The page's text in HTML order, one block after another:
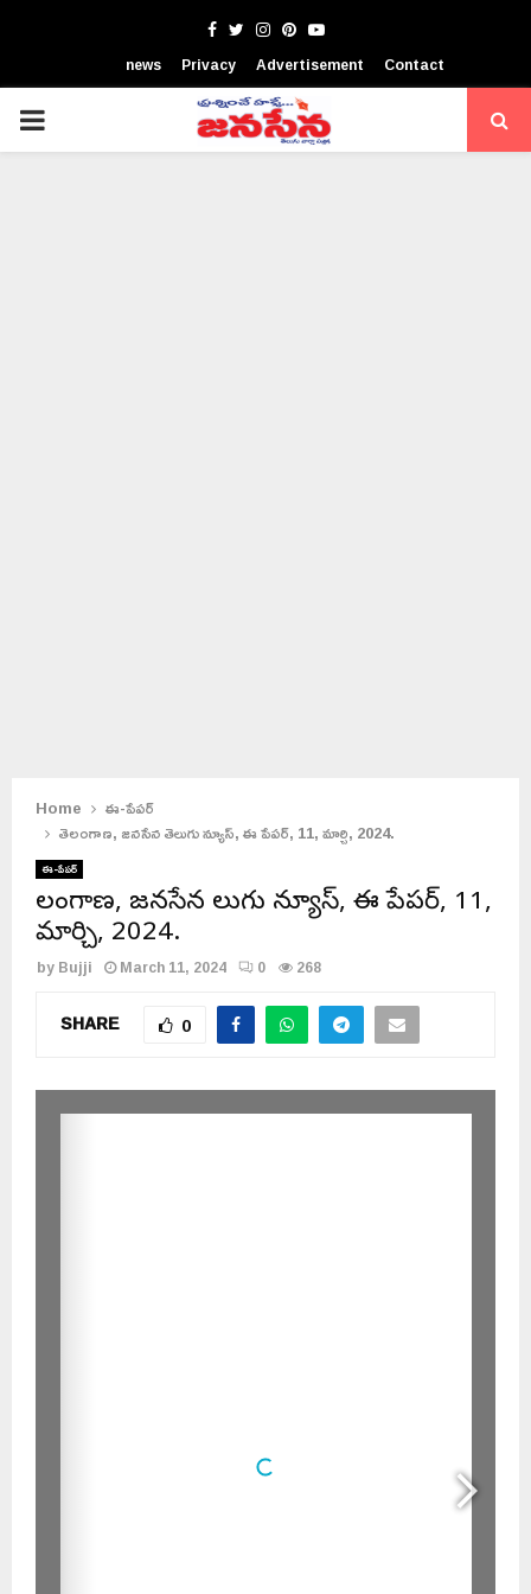
Facebook
TwitterInstagram
Pinterest
Youtube
news Privacy Advertisement Contact
PRIMARY
Home
ఈ-పేపర్
తెలంగాణ, జనసేన తెలుగు న్యూస్, ఈ పేపర్, 11, మార్చి, 2024.
ఈ-పేపర్
తెలంగాణ, జనసేన తెలుగు న్యూస్, ఈ పేపర్, 11,
మార్చి, 2024.
byBujji March 11, 2024 0 268
SHARE 0